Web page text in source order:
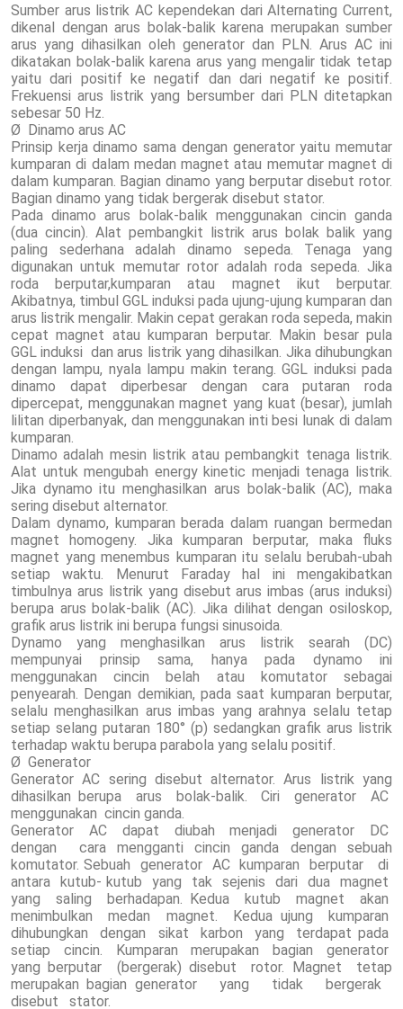
Sumber arus listrik AC kependekan dari Alternating Current,
dikenal dengan arus bolak-balik karena merupakan sumber
arus yang dihasilkan oleh generator dan PLN. Arus AC ini
dikatakan bolak-balik karena arus yang mengalir tidak tetap
yaitu dari positif ke negatif dan dari negatif ke positif.
Frekuensi arus listrik yang bersumber dari PLN ditetapkan
sebesar 50 Hz.
Ø Dinamo arus AC
Prinsip kerja dinamo sama dengan generator yaitu memutar
kumparan di dalam medan magnet atau memutar magnet di
dalam kumparan. Bagian dinamo yang berputar disebut rotor.
Bagian dinamo yang tidak bergerak disebut stator.
Pada dinamo arus bolak-balik menggunakan cincin ganda
(dua cincin). Alat pembangkit listrik arus bolak balik yang
paling sederhana adalah dinamo sepeda. Tenaga yang
digunakan untuk memutar rotor adalah roda sepeda. Jika
roda berputar,kumparan atau magnet ikut berputar.
Akibatnya, timbul GGL induksi pada ujung-ujung kumparan dan
arus listrik mengalir. Makin cepat gerakan roda sepeda, makin
cepat magnet atau kumparan berputar. Makin besar pula
GGL induksi dan arus listrik yang dihasilkan. Jika dihubungkan
dengan lampu, nyala lampu makin terang. GGL induksi pada
dinamo dapat diperbesar dengan cara putaran roda
dipercepat, menggunakan magnet yang kuat (besar), jumlah
lilitan diperbanyak, dan menggunakan inti besi lunak di dalam
kumparan.
Dinamo adalah mesin listrik atau pembangkit tenaga listrik.
Alat untuk mengubah energy kinetic menjadi tenaga listrik.
Jika dynamo itu menghasilkan arus bolak-balik (AC), maka
sering disebut alternator.
Dalam dynamo, kumparan berada dalam ruangan bermedan
magnet homogeny. Jika kumparan berputar, maka fluks
magnet yang menembus kumparan itu selalu berubah-ubah
setiap waktu. Menurut Faraday hal ini mengakibatkan
timbulnya arus listrik yang disebut arus imbas (arus induksi)
berupa arus bolak-balik (AC). Jika dilihat dengan osiloskop,
grafik arus listrik ini berupa fungsi sinusoida.
Dynamo yang menghasilkan arus listrik searah (DC)
mempunyai prinsip sama, hanya pada dynamo ini
menggunakan cincin belah atau komutator sebagai
penyearah. Dengan demikian, pada saat kumparan berputar,
selalu menghasilkan arus imbas yang arahnya selalu tetap
setiap selang putaran 180° (p) sedangkan grafik arus listrik
terhadap waktu berupa parabola yang selalu positif.
Ø Generator
Generator AC sering disebut alternator. Arus listrik yang
dihasilkan berupa arus bolak-balik. Ciri generator AC
menggunakan cincin ganda.
Generator AC dapat diubah menjadi generator DC
dengan cara mengganti cincin ganda dengan sebuah
komutator. Sebuah generator AC kumparan berputar di
antara kutub- kutub yang tak sejenis dari dua magnet
yang saling berhadapan. Kedua kutub magnet akan
menimbulkan medan magnet. Kedua ujung kumparan
dihubungkan dengan sikat karbon yang terdapat pada
setiap cincin. Kumparan merupakan bagian generator
yang berputar (bergerak) disebut rotor. Magnet tetap
merupakan bagian generator yang tidak bergerak
disebut stator.